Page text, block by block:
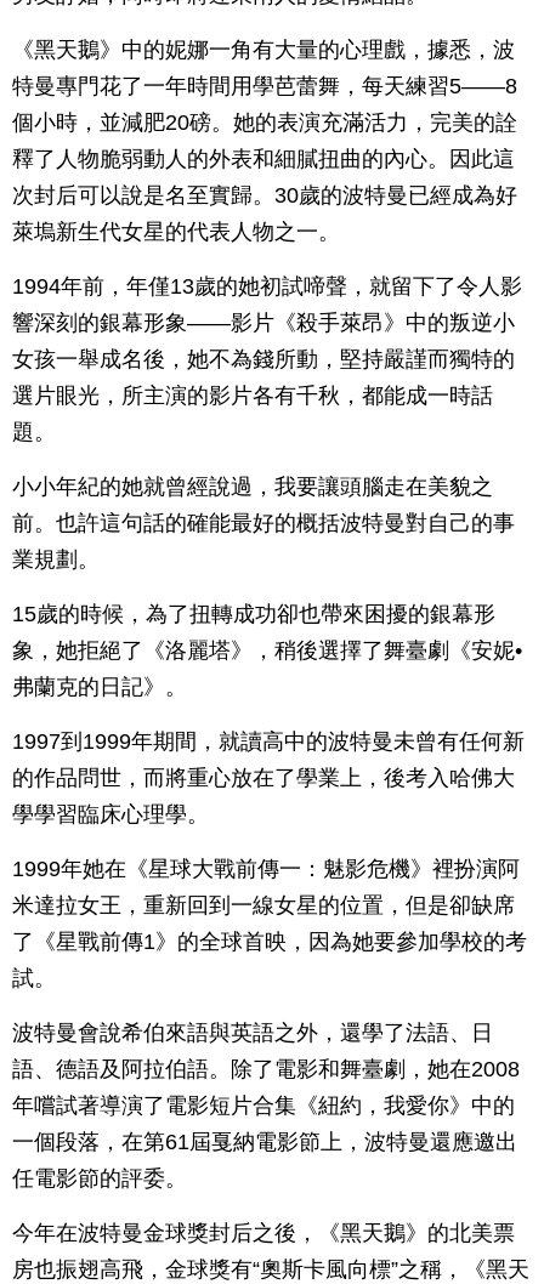
《黑天鵝》中的妮娜一角有大量的心理戲，據悉，波
特曼專門花了一年時間用學芭蕾舞，每天練習5——8
個小時，並減肥20磅。她的表演充滿活力，完美的詮
釋了人物脆弱動人的外表和細膩扭曲的內心。因此這
次封后可以說是名至實歸。30歲的波特曼已經成為好
萊塢新生代女星的代表人物之一。
1994年前，年僅13歲的她初試啼聲，就留下了令人影
響深刻的銀幕形象——影片《殺手萊昂》中的叛逆小
女孩一舉成名後，她不為錢所動，堅持嚴謹而獨特的
選片眼光，所主演的影片各有千秋，都能成一時話
題。
小小年紀的她就曾經說過，我要讓頭腦走在美貌之
前。也許這句話的確能最好的概括波特曼對自己的事
業規劃。
15歲的時候，為了扭轉成功卻也帶來困擾的銀幕形
象，她拒絕了《洛麗塔》，稍後選擇了舞臺劇《安妮•
弗蘭克的日記》。
1997到1999年期間，就讀高中的波特曼未曾有任何新
的作品問世，而將重心放在了學業上，後考入哈佛大
學學習臨床心理學。
1999年她在《星球大戰前傳一：魅影危機》裡扮演阿
米達拉女王，重新回到一線女星的位置，但是卻缺席
了《星戰前傳1》的全球首映，因為她要參加學校的考
試。
波特曼會說希伯來語與英語之外，還學了法語、日
語、德語及阿拉伯語。除了電影和舞臺劇，她在2008
年嚐試著導演了電影短片合集《紐約，我愛你》中的
一個段落，在第61屆戛納電影節上，波特曼還應邀出
任電影節的評委。
今年在波特曼金球獎封后之後，《黑天鵝》的北美票
房也振翅高飛，金球獎有“奧斯卡風向標”之稱，《黑天